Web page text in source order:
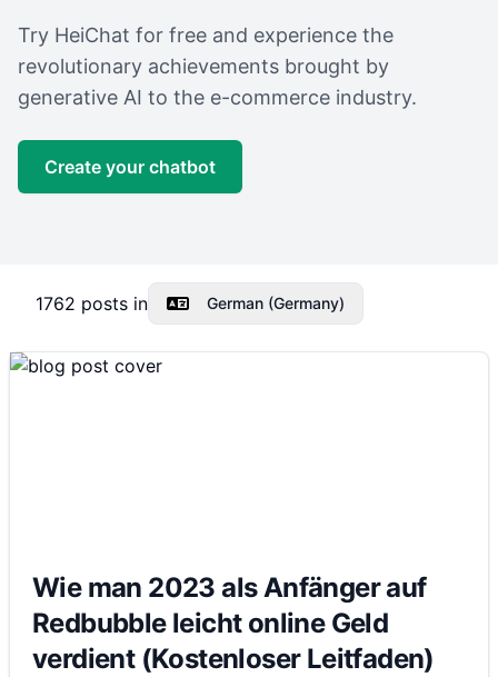
Try HeiChat for free and experience the
revolutionary achievements brought by
generative AI to the e-commerce industry.
Create your chatbot
1762 posts in German (Germany)
Wie man 2023 als Anfänger auf
Redbubble leicht online Geld
verdient (Kostenloser Leitfaden)